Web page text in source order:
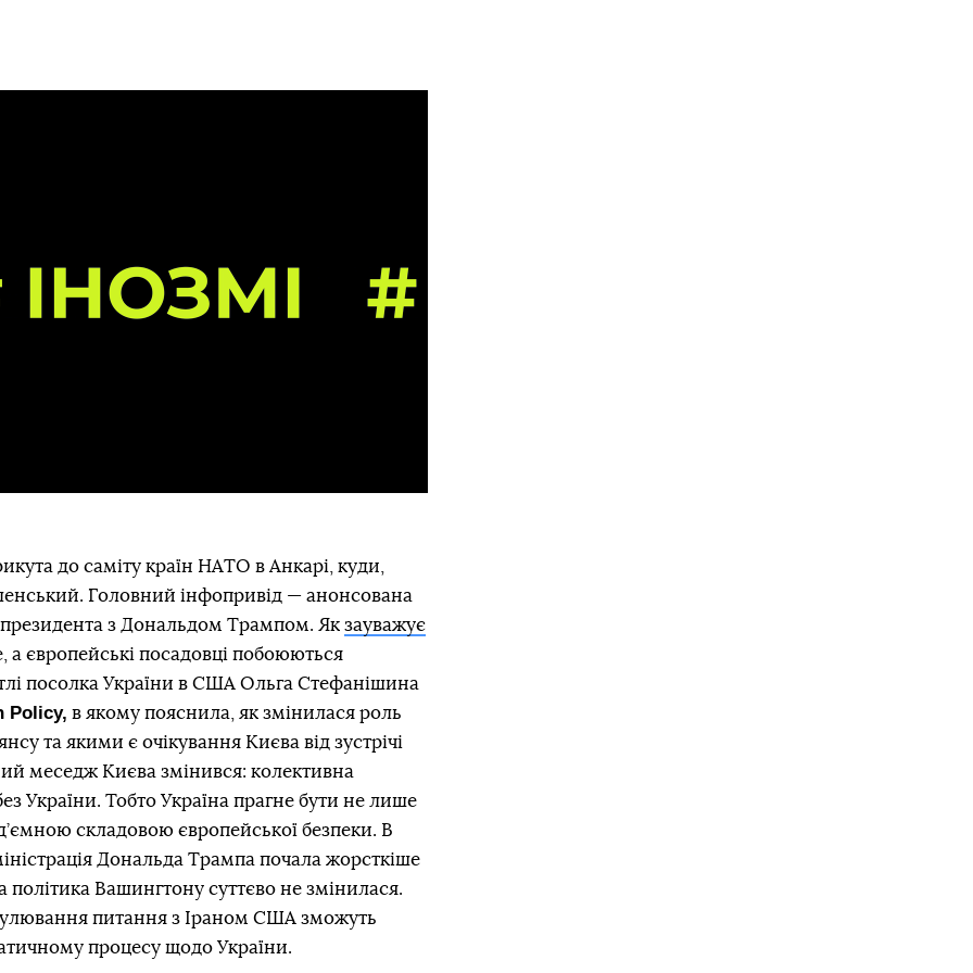
до саміту країн НАТО в Анкарі, куди,
Головний інфопривід — анонсована
президента з Дональдом Трампом. Як зауважує
а європейські посадовці побоюються
посолка України в США Ольга Стефанішина
Policy, в якому пояснила, як змінилася роль
та якими є очікування Києва від зустрічі
меседж Києва змінився: колективна
України. Тобто Україна прагне бути не лише
складовою європейської безпеки. В
Дональда Трампа почала жорсткіше
політика Вашингтону суттєво не змінилася.
питання з Іраном США зможуть
процесу щодо України.